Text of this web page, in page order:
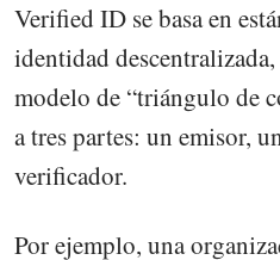
Verified ID se basa en
identidad
modelo de “triángulo de
a tres partes: un emisor,
verificador.
Por ejemplo, una